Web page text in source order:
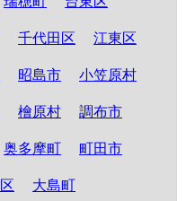
千代田区 江東区
昭島市 小笠原村
檜原村 調布市
奥多摩町 町田市
大島町